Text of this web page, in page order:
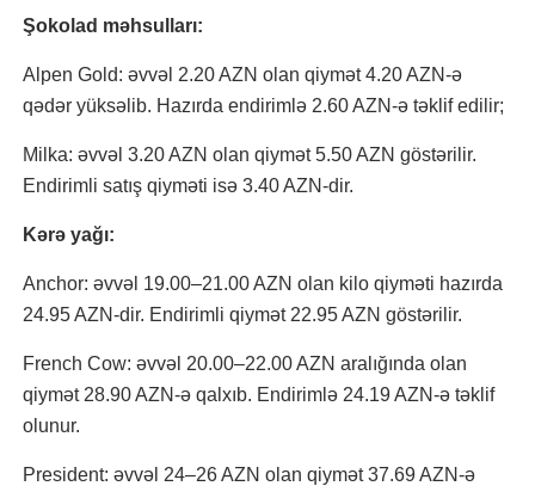
Şokolad məhsulları:
Alpen Gold: əvvəl 2.20 AZN olan qiymət 4.20 AZN-ə
qədər yüksəlib. Hazırda endirimlə 2.60 AZN-ə təklif edilir;
Milka: əvvəl 3.20 AZN olan qiymət 5.50 AZN göstərilir.
Endirimli satış qiyməti isə 3.40 AZN-dir.
Kərə yağı:
Anchor: əvvəl 19.00–21.00 AZN olan kilo qiyməti hazırda
24.95 AZN-dir. Endirimli qiymət 22.95 AZN göstərilir.
French Cow: əvvəl 20.00–22.00 AZN aralığında olan
qiymət 28.90 AZN-ə qalxıb. Endirimlə 24.19 AZN-ə təklif
olunur.
President: əvvəl 24–26 AZN olan qiymət 37.69 AZN-ə